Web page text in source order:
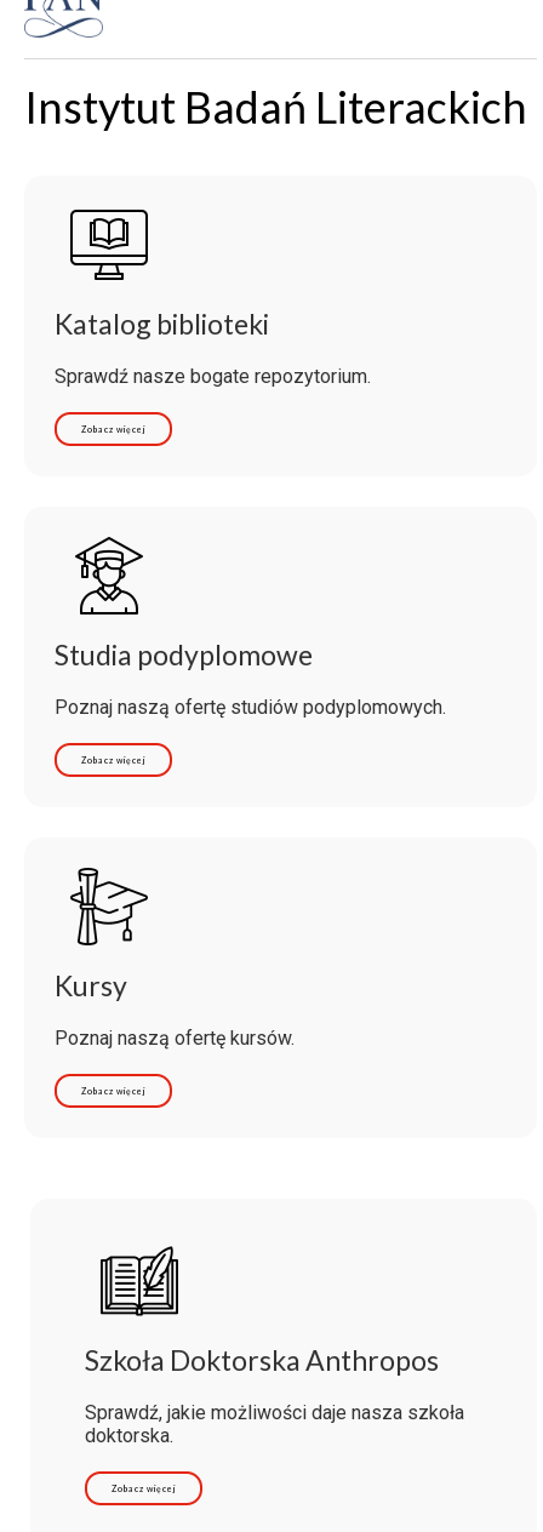
Instytut Badań Literackich
Katalog biblioteki
Sprawdź nasze bogate repozytorium.
Zobacz więcej
Studia podyplomowe
Poznaj naszą ofertę studiów podyplomowych.
Zobacz więcej
Kursy
Poznaj naszą ofertę kursów.
Zobacz więcej
Szkoła Doktorska Anthropos
Sprawdź, jakie możliwości daje nasza szkoła
doktorska.
Zobacz więcej